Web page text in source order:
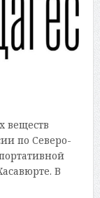
веществ
по Северо-
В